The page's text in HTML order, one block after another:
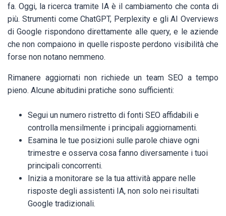
fa. Oggi, la ricerca tramite IA è il cambiamento che conta di
più. Strumenti come ChatGPT, Perplexity e gli AI Overviews
di Google rispondono direttamente alle query, e le aziende
che non compaiono in quelle risposte perdono visibilità che
forse non notano nemmeno.
Rimanere aggiornati non richiede un team SEO a tempo
pieno. Alcune abitudini pratiche sono sufficienti:
Segui un numero ristretto di fonti SEO affidabili e
controlla mensilmente i principali aggiornamenti.
Esamina le tue posizioni sulle parole chiave ogni
trimestre e osserva cosa fanno diversamente i tuoi
principali concorrenti.
Inizia a monitorare se la tua attività appare nelle
risposte degli assistenti IA, non solo nei risultati
Google tradizionali.